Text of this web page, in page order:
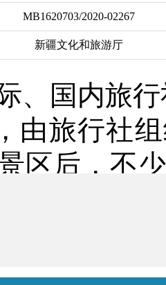
MB1620703/2020-02267
新疆文化和旅游厅
、国内旅
由旅行社
区后，不
葡萄沟景